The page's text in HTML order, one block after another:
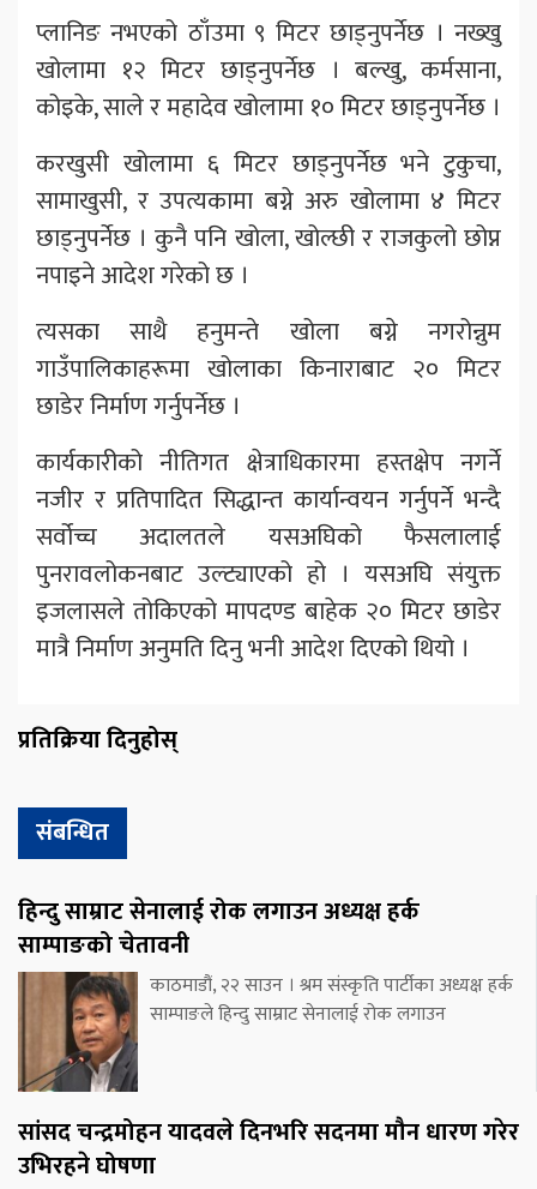
प्लानिङ नभएको ठाँउमा ९ मिटर छाड्नुपर्नेछ । नख्खु
खोलामा १२ मिटर छाड्नुपर्नेछ । बल्खु, कर्मसाना,
कोइके, साले र महादेव खोलामा १० मिटर छाड्नुपर्नेछ ।
करखुसी खोलामा ६ मिटर छाड्नुपर्नेछ भने टुकुचा,
सामाखुसी, र उपत्यकामा बग्ने अरु खोलामा ४ मिटर
छाड्नुपर्नेछ । कुनै पनि खोला, खोल्छी र राजकुलो छोप्न
नपाइने आदेश गरेको छ ।
त्यसका साथै हनुमन्ते खोला बग्ने नगरोन्नुम
गाउँपालिकाहरूमा खोलाका किनाराबाट २० मिटर
छाडेर निर्माण गर्नुपर्नेछ ।
कार्यकारीको नीतिगत क्षेत्राधिकारमा हस्तक्षेप नगर्ने
नजीर र प्रतिपादित सिद्धान्त कार्यान्वयन गर्नुपर्ने भन्दै
सर्वोच्च अदालतले यसअघिको फैसलालाई
पुनरावलोकनबाट उल्ट्याएको हो । यसअघि संयुक्त
इजलासले तोकिएको मापदण्ड बाहेक २० मिटर छाडेर
मात्रै निर्माण अनुमति दिनु भनी आदेश दिएको थियो ।
प्रतिक्रिया दिनुहोस्
संबन्धित
हिन्दु साम्राट सेनालाई रोक लगाउन अध्यक्ष हर्क
साम्पाङको चेतावनी
काठमाडौं, २२ साउन । श्रम संस्कृति पार्टीका अध्यक्ष हर्क
साम्पाङले हिन्दु साम्राट सेनालाई रोक लगाउन
सांसद चन्द्रमोहन यादवले दिनभरि सदनमा मौन धारण गरेर
उभिरहने घोषणा